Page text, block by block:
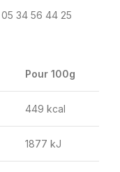
34 56 44 25
Pour 100g
449 kcal
1877 kJ